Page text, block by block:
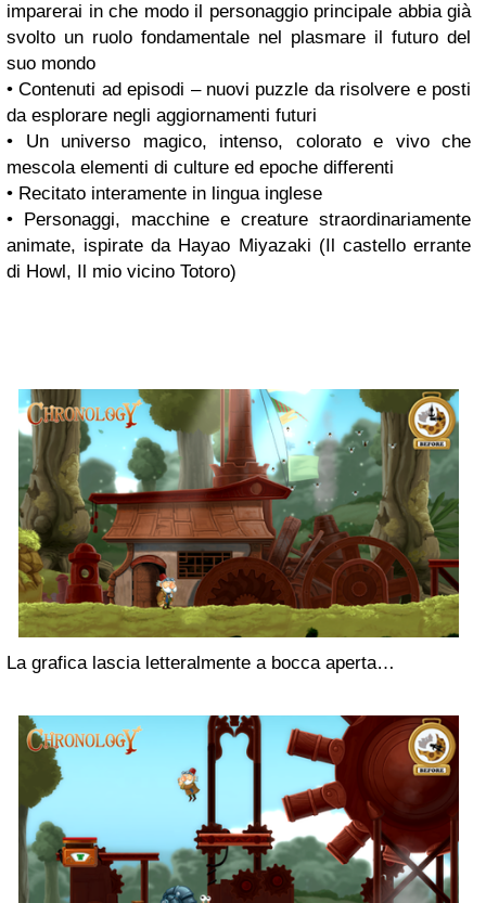
imparerai in che modo il personaggio principale abbia già
svolto un ruolo fondamentale nel plasmare il futuro del
suo mondo
• Contenuti ad episodi – nuovi puzzle da risolvere e posti
da esplorare negli aggiornamenti futuri
• Un universo magico, intenso, colorato e vivo che
mescola elementi di culture ed epoche differenti
• Recitato interamente in lingua inglese
• Personaggi, macchine e creature straordinariamente
animate, ispirate da Hayao Miyazaki (Il castello errante
di Howl, Il mio vicino Totoro)
La grafica lascia letteralmente a bocca aperta…